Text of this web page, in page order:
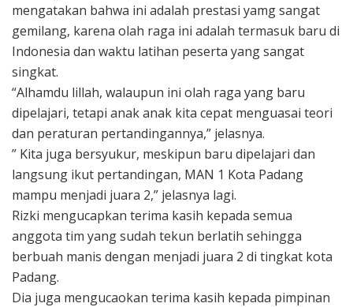
mengatakan bahwa ini adalah prestasi yamg sangat
gemilang, karena olah raga ini adalah termasuk baru di
Indonesia dan waktu latihan peserta yang sangat
singkat.
“Alhamdu lillah, walaupun ini olah raga yang baru
dipelajari, tetapi anak anak kita cepat menguasai teori
dan peraturan pertandingannya,” jelasnya.
” Kita juga bersyukur, meskipun baru dipelajari dan
langsung ikut pertandingan, MAN 1 Kota Padang
mampu menjadi juara 2,” jelasnya lagi.
Rizki mengucapkan terima kasih kepada semua
anggota tim yang sudah tekun berlatih sehingga
berbuah manis dengan menjadi juara 2 di tingkat kota
Padang.
Dia juga mengucaokan terima kasih kepada pimpinan